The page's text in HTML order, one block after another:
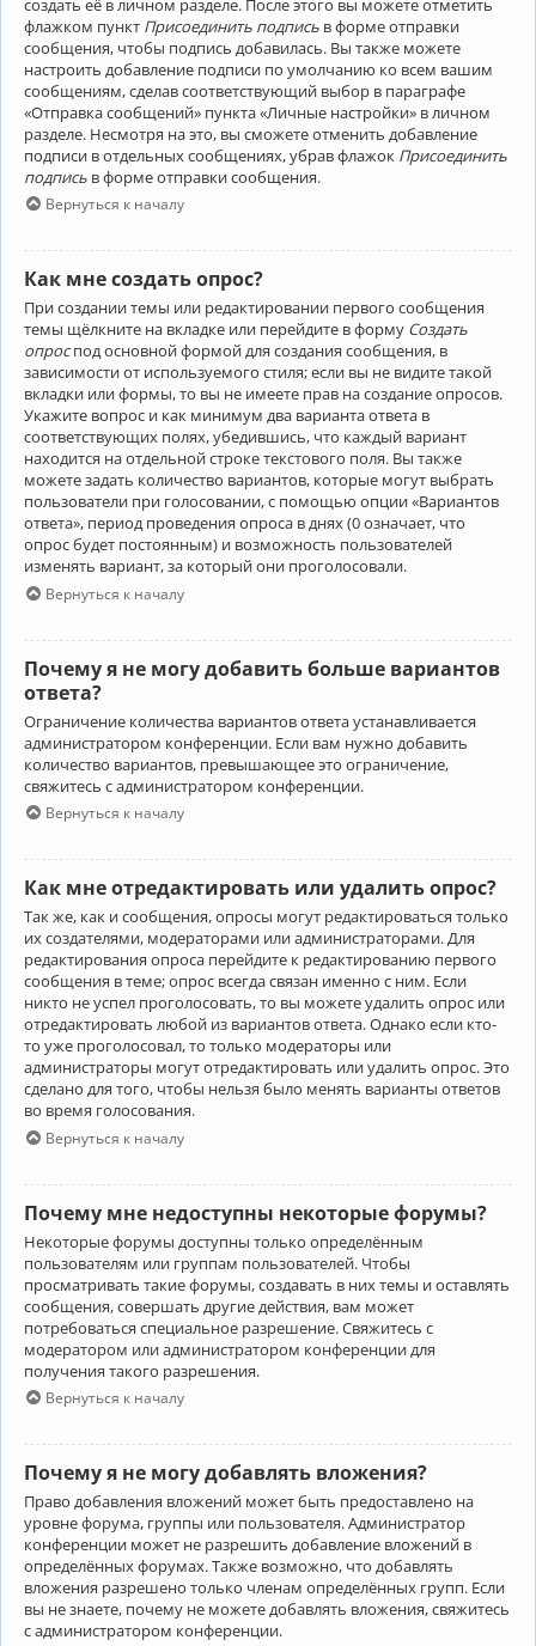
флажком пункт Присоединить подпись в форме отправки
сообщения, чтобы подпись добавилась. Вы также можете
настроить добавление подписи по умолчанию ко всем вашим
сообщениям, сделав соответствующий выбор в параграфе
«Отправка сообщений» пункта «Личные настройки» в личном
разделе. Несмотря на это, вы сможете отменить добавление
подписи в отдельных сообщениях, убрав флажок Присоединить
подпись в форме отправки сообщения.
Вернуться к началу
Как мне создать опрос?
При создании темы или редактировании первого сообщения
темы щёлкните на вкладке или перейдите в форму Создать
опроспод основной формой для создания сообщения, в
зависимости от используемого стиля; если вы не видите такой
вкладки или формы, то вы не имеете прав на создание опросов.
Укажите вопрос и как минимум два варианта ответа в
соответствующих полях, убедившись, что каждый вариант
находится на отдельной строке текстового поля. Вы также
можете задать количество вариантов, которые могут выбрать
пользователи при голосовании, с помощью опции «Вариантов
ответа», период проведения опроса в днях (0 означает, что
опрос будет постоянным) и возможность пользователей
изменять вариант, за который они проголосовали.
Вернуться к началу
Почему я не могу добавить больше вариантов
ответа?
Ограничение количества вариантов ответа устанавливается
администратором конференции. Если вам нужно добавить
количество вариантов, превышающее это ограничение,
свяжитесь с администратором конференции.
Вернуться к началу
Как мне отредактировать или удалить опрос?
Так же, как и сообщения, опросы могут редактироваться только
их создателями, модераторами или администраторами. Для
редактирования опроса перейдите к редактированию первого
сообщения в теме; опрос всегда связан именно с ним. Если
никто не успел проголосовать, то вы можете удалить опрос или
отредактировать любой из вариантов ответа. Однако если кто-
то уже проголосовал, то только модераторы или
администраторы могут отредактировать или удалить опрос. Это
сделано для того, чтобы нельзя было менять варианты ответов
во время голосования.
Вернуться к началу
Почему мне недоступны некоторые форумы?
Некоторые форумы доступны только определённым
пользователям или группам пользователей. Чтобы
просматривать такие форумы, создавать в них темы и оставлять
сообщения, совершать другие действия, вам может
потребоваться специальное разрешение. Свяжитесь с
модератором или администратором конференции для
получения такого разрешения.
Вернуться к началу
Почему я не могу добавлять вложения?
Право добавления вложений может быть предоставлено на
уровне форума, группы или пользователя. Администратор
конференции может не разрешить добавление вложений в
определённых форумах. Также возможно, что добавлять
вложения разрешено только членам определённых групп. Если
вы не знаете, почему не можете добавлять вложения, свяжитесь
с администратором конференции.